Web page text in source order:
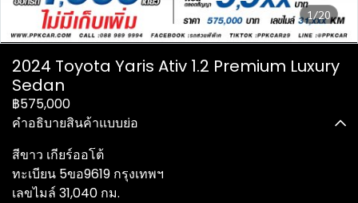
1/20
2024 Toyota Yaris Ativ 1.2 Premium Luxury
Sedan
฿575,000
คำอธิบายสินค้าแบบย่อ
สีขาว เกียร์ออโต้
ทะเบียน 5ขอ9619 กรุงเทพฯ
เลขไมล์ 31,040 กม.